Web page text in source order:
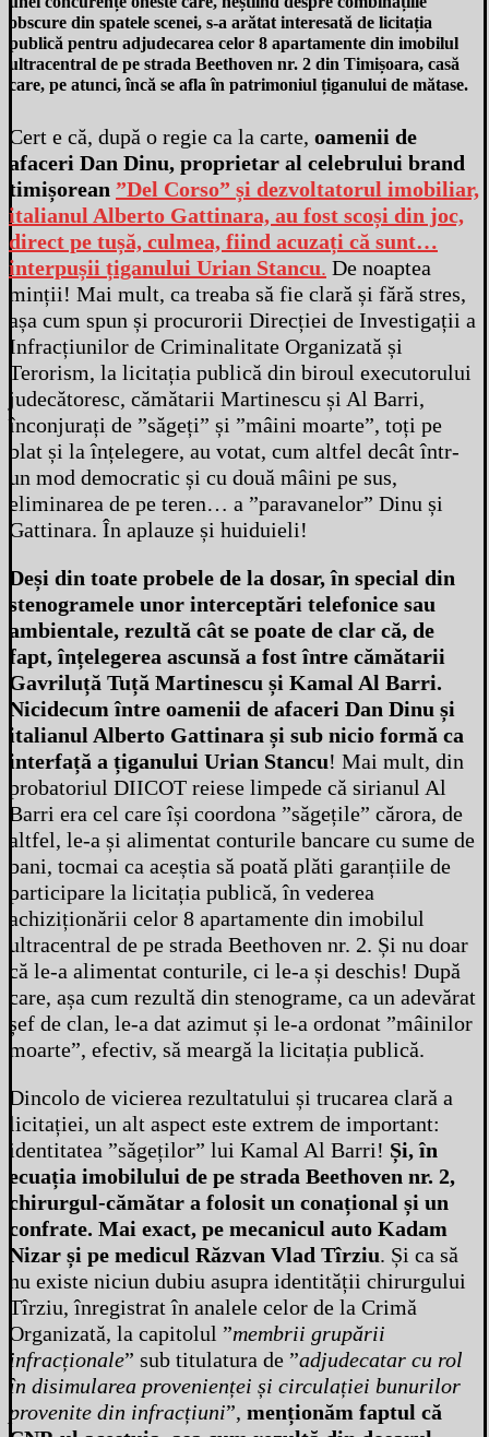
obscure din spatele scenei, s-a arătat interesată de licitația
publică pentru adjudecarea celor 8 apartamente din imobilul
ultracentral de pe strada Beethoven nr. 2 din Timișoara, casă
care, pe atunci, încă se afla în patrimoniul țiganului de mătase.
Cert e că, după o regie ca la carte, oamenii de
afaceri Dan Dinu, proprietar al celebrului brand
timișorean ”Del Corso” și dezvoltatorul imobiliar,
italianul Alberto Gattinara, au fost scoși din joc,
direct pe tușă, culmea, fiind acuzați că sunt…
interpușii țiganului Urian Stancu. De noaptea
minții! Mai mult, ca treaba să fie clară și fără stres,
așa cum spun și procurorii Direcției de Investigații a
Infracțiunilor de Criminalitate Organizată și
Terorism, la licitația publică din biroul executorului
judecătoresc, cămătarii Martinescu și Al Barri,
înconjurați de ”săgeți” și ”mâini moarte”, toți pe
blat și la înțelegere, au votat, cum altfel decât într-
un mod democratic și cu două mâini pe sus,
eliminarea de pe teren… a ”paravanelor” Dinu și
Gattinara. În aplauze și huiduieli!
Deși din toate probele de la dosar, în special din
stenogramele unor interceptări telefonice sau
ambientale, rezultă cât se poate de clar că, de
fapt, înțelegerea ascunsă a fost între cămătarii
Gavriluță Tuță Martinescu și Kamal Al Barri.
Nicidecum între oamenii de afaceri Dan Dinu și
italianul Alberto Gattinara și sub nicio formă ca
interfață a țiganului Urian Stancu! Mai mult, din
probatoriul DIICOT reiese limpede că sirianul Al
Barri era cel care își coordona ”săgețile” cărora, de
altfel, le-a și alimentat conturile bancare cu sume de
bani, tocmai ca aceștia să poată plăti garanțiile de
participare la licitația publică, în vederea
achiziționării celor 8 apartamente din imobilul
ultracentral de pe strada Beethoven nr. 2. Și nu doar
că le-a alimentat conturile, ci le-a și deschis! După
care, așa cum rezultă din stenograme, ca un adevărat
șef de clan, le-a dat azimut și le-a ordonat ”mâinilor
moarte”, efectiv, să meargă la licitația publică.
Dincolo de vicierea rezultatului și trucarea clară a
licitației, un alt aspect este extrem de important:
identitatea ”săgeților” lui Kamal Al Barri! Și, în
ecuația imobilului de pe strada Beethoven nr. 2,
chirurgul-cămătar a folosit un conațional și un
confrate. Mai exact, pe mecanicul auto Kadam
Nizar și pe medicul Răzvan Vlad Tîrziu. Și ca să
nu existe niciun dubiu asupra identității chirurgului
Tîrziu, înregistrat în analele celor de la Crimă
Organizată, la capitolul ”membrii grupării
infracționale” sub titulatura de ”adjudecatar cu rol
în disimularea provenienței și circulației bunurilor
provenite din infracțiuni”, menționăm faptul că